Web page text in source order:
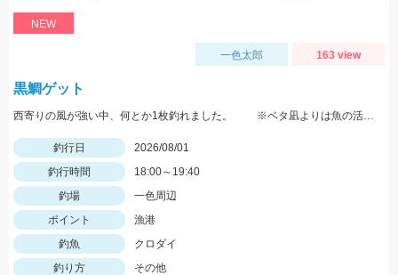
NEW
一色太郎 163 view
黒鯛ゲット
西寄りの風が強い中、何とか1枚釣れました。 ※ベタ凪よりは魚の活性が高い気がします。
釣行日
2026/08/01
釣行時間
18:00～19:40
釣場
一色周辺
ポイント
漁港
釣魚
クロダイ
釣り方
その他